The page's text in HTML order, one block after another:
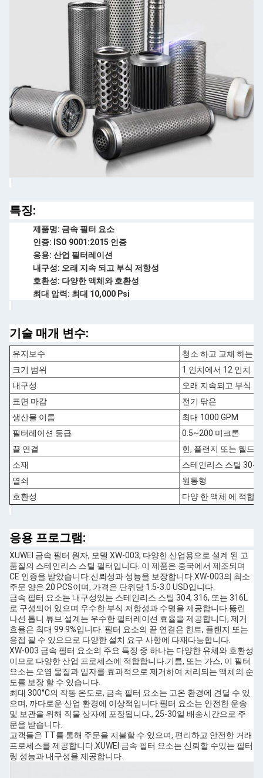
특징:
제품명: 금속 필터 요소
인증: ISO 9001:2015 인증
응용: 산업 필터레이션
내구성: 오래 지속 되고 부식 저항성
호환성: 다양한 액체와 호환성
최대 압력: 최대 10,000 Psi
기술 매개 변수:
유지보수
청소 하고 교체 하는
크기 범위
1 인치에서 12 인치
내구성
오래 지속되고 부식
표면 마감
전기 닦은
생산물 이름
최대 1000 GPM
필터레이션 등급
0.5~200 미크론
끝 연결
힌, 플랜지 또는 웰드
소재
스테인리스 스틸 304
열쇠
원통형
호환성
다양 한 액체 에 적합
응용 프로그램:
XUWEI 금속 필터 원자, 모델 XW-003, 다양한 산업용으로 설계 된 고
품질의 스테인리스 스틸 필터입니다. 이 제품은 중국에서 제조되며
CE 인증을 받았습니다.신뢰성과 성능을 보장합니다.XW-003의 최소
주문 양은 20 PCS이며, 가격은 단위당 1.5-3.0 USD입니다.
금속 필터 요소는 내구성있는 스테인리스 스틸 304, 316, 또는 316L
로 구성되어 있으며 우수한 부식 저항성과 수명을 제공합니다.뚫린
나선 톱니 튜브 설계는 우수한 필터레이션 효율을 제공합니다, 제거
효율은 최대 99.9%입니다. 필터 요소의 끝 연결은 힌트, 플랜지 또는
용접 될 수 있으므로 다양한 설치 요구 사항에 다재다능합니다.
XW-003 금속 필터 요소의 주요 특징 중 하나는 다양한 유체와 호환성
이므로 다양한 산업 프로세스에 적합합니다.기름, 또는 가스, 이 필터
요소는 오염 물질과 입자를 효과적으로 제거하여 처리되는 액체의 순
도를 보장 할 수 있습니다.
최대 300°C의 작동 온도로, 금속 필터 요소는 고온 환경에 견딜 수 있
으며, 까다로운 산업 환경에 이상적입니다.필터 요소는 안전한 운송
및 보관을 위해 직물 상자에 포장됩니다., 25-30일 배송시간으로 주
문을 받습니다.
고객들은 TT를 통해 주문을 지불할 수 있으며, 편리하고 안전한 거래
프로세스를 제공합니다.XUWEI 금속 필터 요소는 신뢰할 수있는 필터
링 성능과 내구성을 제공합니다.